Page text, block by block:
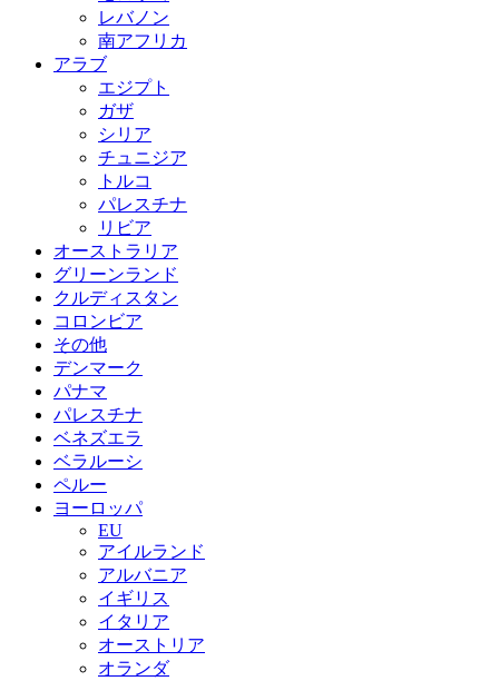
レバノン
南アフリカ
アラブ
エジプト
ガザ
シリア
チュニジア
トルコ
パレスチナ
リビア
オーストラリア
グリーンランド
クルディスタン
コロンビア
その他
デンマーク
パナマ
パレスチナ
ベネズエラ
ベラルーシ
ペルー
ヨーロッパ
EU
アイルランド
アルバニア
イギリス
イタリア
オーストリア
オランダ